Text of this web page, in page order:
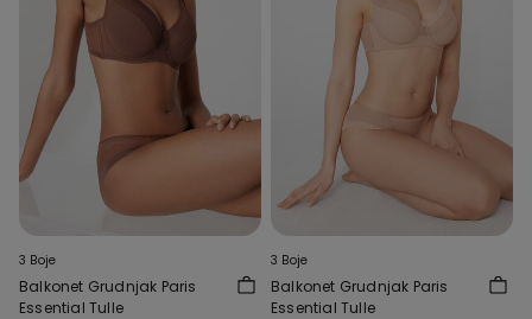
3 Boje
Balkonet Grudnjak Paris
Essential Tulle
3 Boje
Balkonet Grudnjak Paris
Essential Tulle